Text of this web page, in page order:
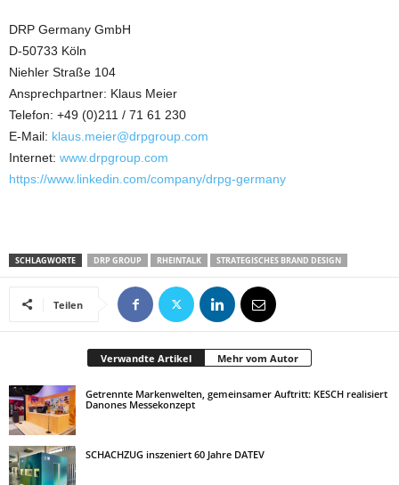
DRP Germany GmbH
D-50733 Köln
Niehler Straße 104
Ansprechpartner: Klaus Meier
Telefon: +49 (0)211 / 71 61 230
E-Mail: klaus.meier@drpgroup.com
Internet: www.drpgroup.com
https://www.linkedin.com/company/drpg-germany
SCHLAGWORTE DRP GROUP RHEINTALK STRATEGISCHES BRAND DESIGN
Teilen
Verwandte Artikel Mehr vom Autor
Getrennte Markenwelten, gemeinsamer Auftritt: KESCH realisiert
Danones Messekonzept
SCHACHZUG inszeniert 60 Jahre DATEV